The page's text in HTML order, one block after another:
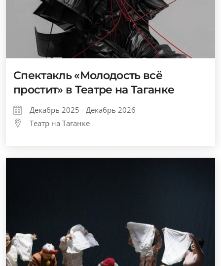
Спектакль «Молодость всё
простит» в Театре на Таганке
Декабрь 2025 - Декабрь 2026
Театр на Таганке